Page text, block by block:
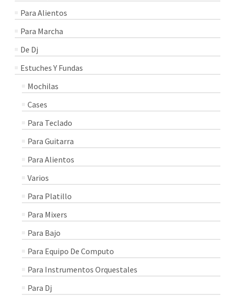
Para Alientos
Para Marcha
De Dj
Estuches Y Fundas
Mochilas
Cases
Para Teclado
Para Guitarra
Para Alientos
Varios
Para Platillo
Para Mixers
Para Bajo
Para Equipo De Computo
Para Instrumentos Orquestales
Para Dj